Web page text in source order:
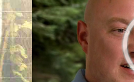
עברית
מגיארית
איטלקית
日本語(יפנית)